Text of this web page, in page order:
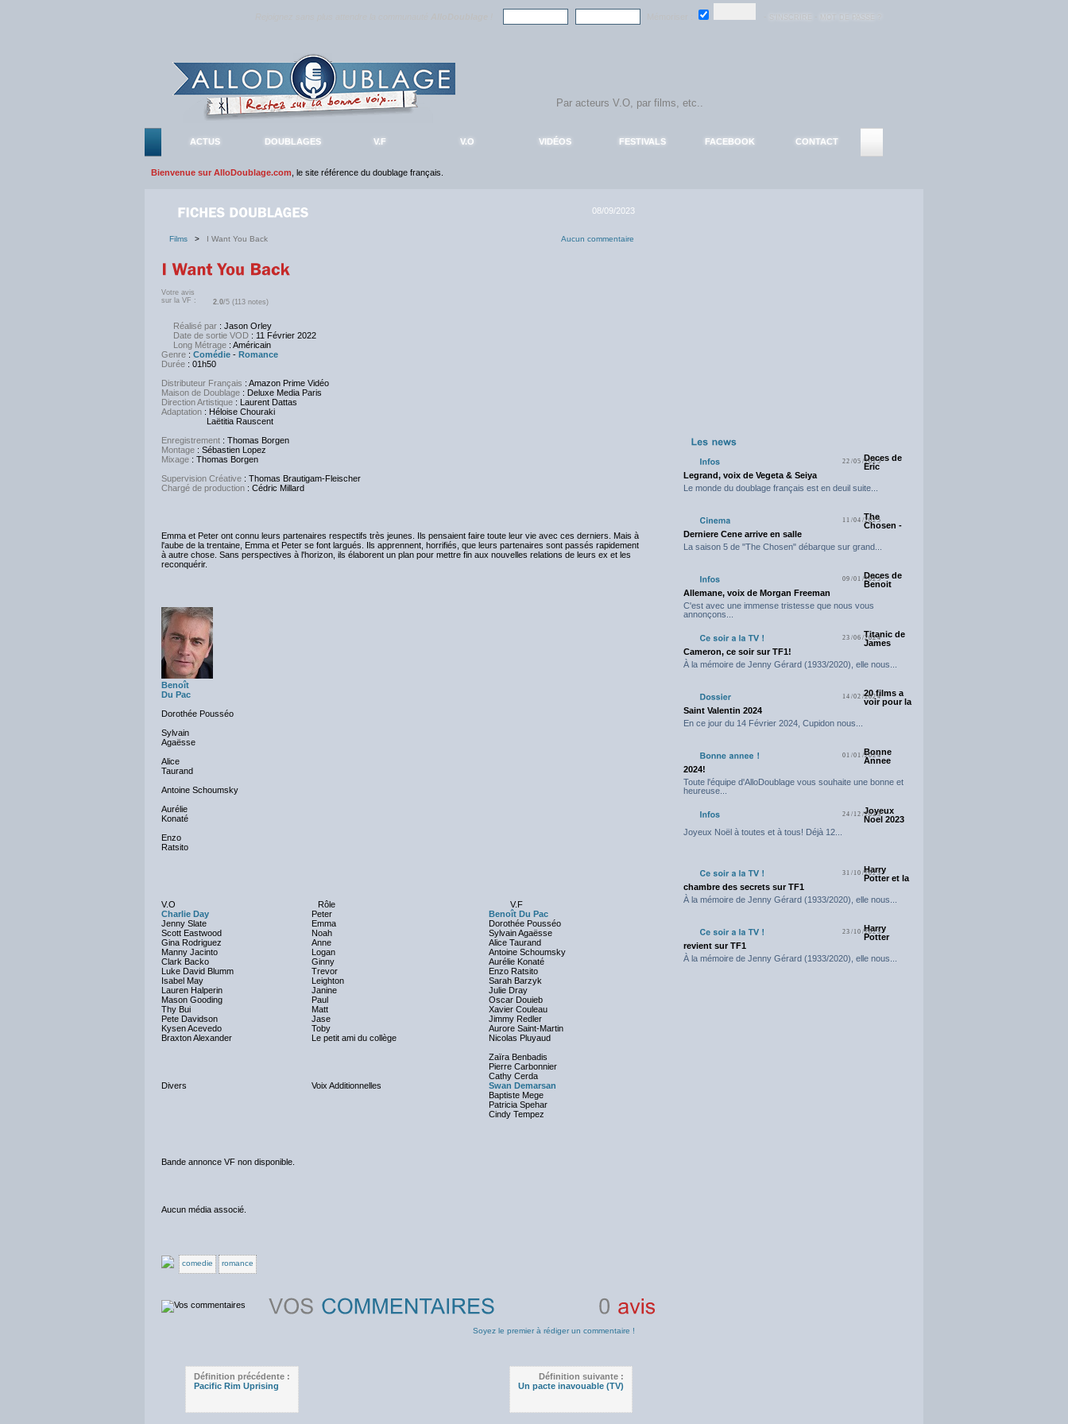
ACTUS DOUBLAGES V.F V.O VIDÉOS FESTIVALS FACEBOOK CONTACT
Bienvenue sur AlloDoublage.com , le site référence du doublage français.
08/09/2023
Films > I Want You Back Aucun commentaire
Votre avis
sur la VF :
2.0/5 (113 notes)
Réalisé par : Jason Orley
Date de sortie VOD : 11 Février 2022
Long Métrage : Américain
Genre : Comédie - Romance
Durée : 01h50
Distributeur Français : Amazon Prime Vidéo
Maison de Doublage : Deluxe Media Paris
Direction Artistique : Laurent Dattas
Adaptation : Héloise Chouraki
Laëtitia Rauscent
Enregistrement : Thomas Borgen
Montage : Sébastien Lopez
Mixage : Thomas Borgen
Supervision Créative : Thomas Brautigam-Fleischer
Chargé de production : Cédric Millard
Emma et Peter ont connu leurs partenaires respectifs très jeunes. Ils pensaient faire toute leur vie avec ces derniers. Mais à
l'aube de la trentaine, Emma et Peter se font largués. Ils apprennent, horrifiés, que leurs partenaires sont passés rapidement
à autre chose. Sans perspectives à l'horizon, ils élaborent un plan pour mettre fin aux nouvelles relations de leurs ex et les
reconquérir.
Benoît
Du Pac
Dorothée Pousséo
Sylvain
Agaësse
Alice
Taurand
Antoine Schoumsky
Aurélie
Konaté
Enzo
Ratsito
V.O Rôle
V.F
Charlie Day
Peter
Benoît Du Pac
Jenny Slate
Emma
Dorothée Pousséo
Scott Eastwood
Noah
Sylvain Agaësse
Gina Rodriguez
Anne
Alice Taurand
Manny Jacinto
Logan
Antoine Schoumsky
Clark Backo
Ginny
Aurélie Konaté
Luke David Blumm
Trevor
Enzo Ratsito
Isabel May
Leighton
Sarah Barzyk
Lauren Halperin
Janine
Julie Dray
Mason Gooding
Paul
Oscar Douieb
Thy Bui
Matt
Xavier Couleau
Pete Davidson
Jase
Jimmy Redler
Kysen Acevedo
Toby
Aurore Saint-Martin
Braxton Alexander
Le petit ami du collège Nicolas Pluyaud
Divers Voix Additionnelles
Zaïra Benbadis
Pierre Carbonnier
Cathy Cerda
Swan Demarsan
Baptiste Mege
Patricia Spehar
Cindy Tempez
Bande annonce VF non disponible.
Aucun média associé.
comedie romance
Soyez le premier à rédiger un commentaire !
Définition précédente :
Pacific Rim Uprising
Définition suivante :
Un pacte inavouable (TV)
22/05/2025Deces de
Eric
Legrand, voix de Vegeta & Seiya
Le monde du doublage français est en deuil suite...
11/04/2025
The
Chosen -
Derniere Cene arrive en salle
La saison 5 de "The Chosen" débarque sur grand...
09/01/2025Deces de
Benoit
Allemane, voix de Morgan Freeman
C'est avec une immense tristesse que nous vous
annonçons...
23/06/2024Titanic de
James
Cameron, ce soir sur TF1!
À la mémoire de Jenny Gérard (1933/2020), elle nous...
14/02/202420 films a
voir pour la
Saint Valentin 2024
En ce jour du 14 Février 2024, Cupidon nous...
01/01/2024
Bonne
Annee
2024!
Toute l'équipe d'AlloDoublage vous souhaite une bonne et
heureuse...
24/12/2023
Joyeux
Noel 2023
Joyeux Noël à toutes et à tous! Déjà 12...
31/10/2023
Harry
Potter et la
chambre des secrets sur TF1
À la mémoire de Jenny Gérard (1933/2020), elle nous...
23/10/2023
Harry
Potter
revient sur TF1
À la mémoire de Jenny Gérard (1933/2020), elle nous...